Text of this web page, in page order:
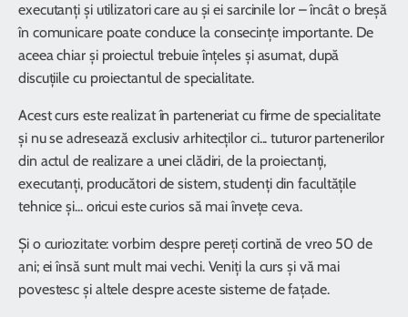
executanți și utilizatori care au și ei sarcinile lor – încât o breșă
în comunicare poate conduce la consecințe importante. De
aceea chiar și proiectul trebuie înțeles și asumat, după
discuțiile cu proiectantul de specialitate.
Acest curs este realizat în parteneriat cu firme de specialitate
și nu se adresează exclusiv arhitecților ci... tuturor partenerilor
din actul de realizare a unei clădiri, de la proiectanți,
executanți, producători de sistem, studenți din facultățile
tehnice și... oricui este curios să mai învețe ceva.
Și o curiozitate: vorbim despre pereți cortină de vreo 50 de
ani; ei însă sunt mult mai vechi. Veniți la curs și vă mai
povestesc și altele despre aceste sisteme de fațade.